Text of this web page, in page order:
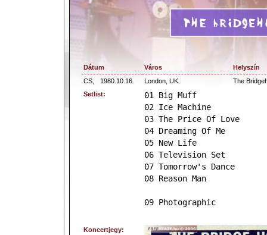
Dátum Város
Helyszín
CS,
1980.10.16. London, UK
The
Setlist:
01 Big Muff
02 Ice Machine
03 The Price Of Love
04 Dreaming Of Me
05 New Life
06 Television Set
07 Tomorrow's Dance
08 Reason Man
09 Photographic
Koncertjegy: